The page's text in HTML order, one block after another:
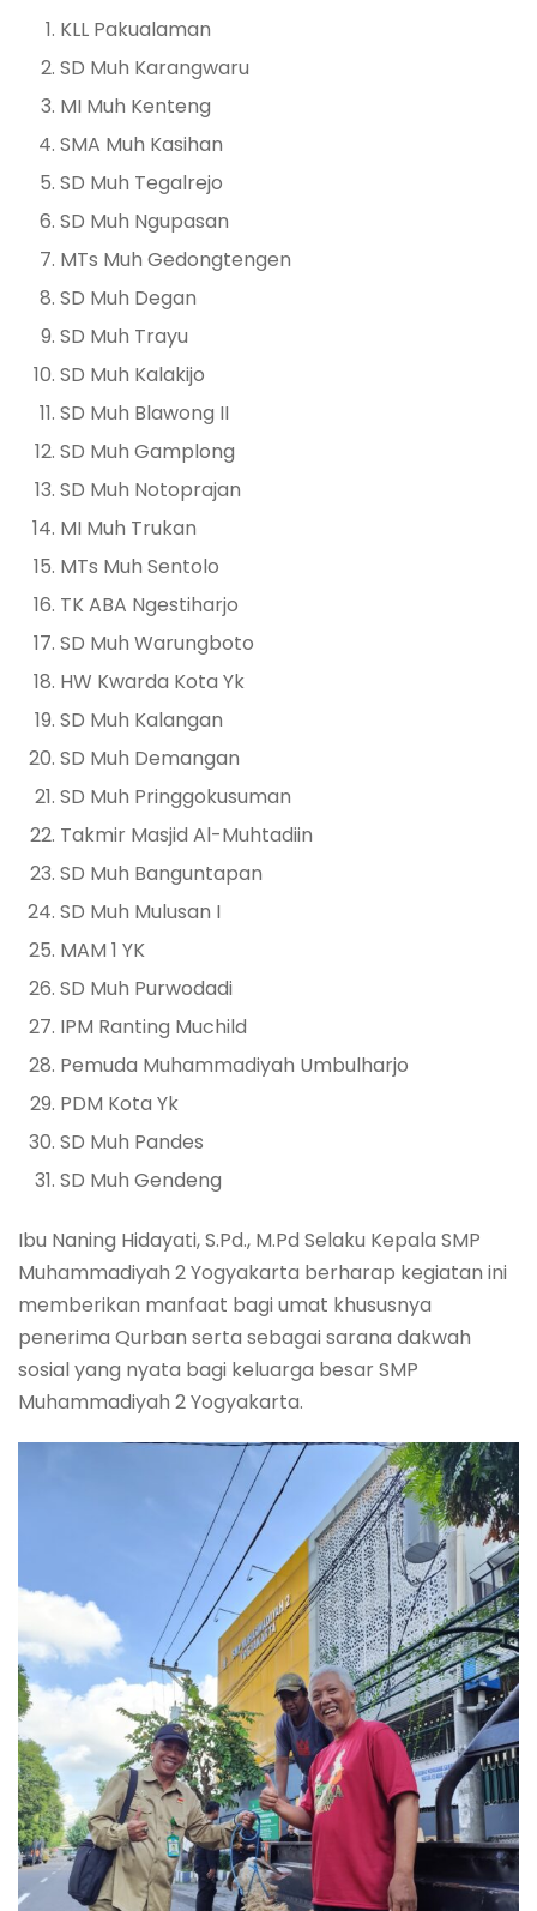
KLL Pakualaman
⁠SD Muh Karangwaru
⁠MI Muh Kenteng
⁠SMA Muh Kasihan
⁠SD Muh Tegalrejo
⁠SD Muh Ngupasan
⁠MTs Muh Gedongtengen
⁠SD Muh Degan
⁠SD Muh Trayu
⁠SD Muh Kalakijo
⁠SD Muh Blawong II
⁠SD Muh Gamplong
⁠SD Muh Notoprajan
⁠MI Muh Trukan
⁠MTs Muh Sentolo
⁠TK ABA Ngestiharjo
⁠SD Muh Warungboto
⁠HW Kwarda Kota Yk
⁠SD Muh Kalangan
⁠SD Muh Demangan
⁠SD Muh Pringgokusuman
⁠Takmir Masjid Al-Muhtadiin
⁠SD Muh Banguntapan
⁠SD Muh Mulusan I
⁠MAM 1 YK
⁠SD Muh Purwodadi
⁠IPM Ranting Muchild
⁠Pemuda Muhammadiyah Umbulharjo
⁠PDM Kota Yk
⁠SD Muh Pandes
⁠SD Muh Gendeng
Ibu Naning Hidayati, S.Pd., M.Pd Selaku Kepala SMP
Muhammadiyah 2 Yogyakarta berharap kegiatan ini
memberikan manfaat bagi umat khususnya
penerima Qurban serta sebagai sarana dakwah
sosial yang nyata bagi keluarga besar SMP
Muhammadiyah 2 Yogyakarta.